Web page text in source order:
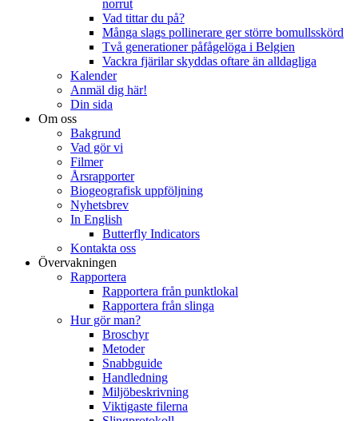
norrut
Vad tittar du på?
Många slags pollinerare ger större bomullsskörd
Två generationer påfågelöga i Belgien
Vackra fjärilar skyddas oftare än alldagliga
Kalender
Anmäl dig här!
Din sida
Om oss
Bakgrund
Vad gör vi
Filmer
Årsrapporter
Biogeografisk uppföljning
Nyhetsbrev
In English
Butterfly Indicators
Kontakta oss
Övervakningen
Rapportera
Rapportera från punktlokal
Rapportera från slinga
Hur gör man?
Broschyr
Metoder
Snabbguide
Handledning
Miljöbeskrivning
Viktigaste filerna